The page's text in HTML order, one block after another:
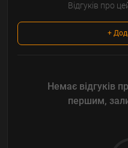
Відгуків про
+
Немає відгуків
першим,